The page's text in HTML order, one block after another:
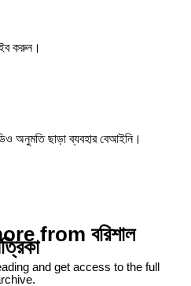
করুন।
অনুমতি ছাড়া ব্যবহার বেআইনি।
from বরিশাল
and get access to the full